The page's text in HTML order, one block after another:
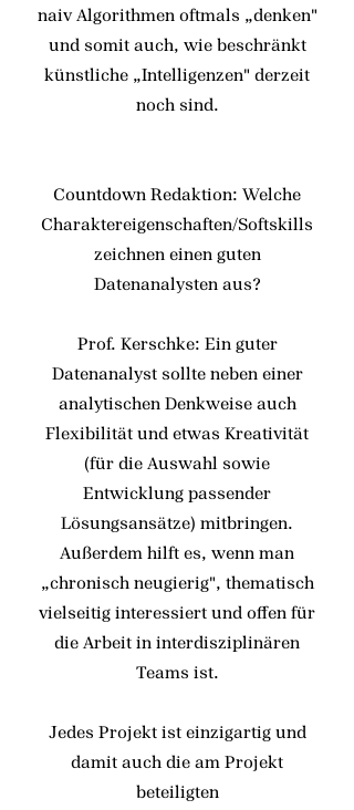
naiv Algorithmen oftmals „denken"
und somit auch, wie beschränkt
künstliche „Intelligenzen" derzeit
noch sind.
Countdown Redaktion: Welche
Charaktereigenschaften/Softskills
zeichnen einen guten
Datenanalysten aus?
Prof. Kerschke: Ein guter
Datenanalyst sollte neben einer
analytischen Denkweise auch
Flexibilität und etwas Kreativität
(für die Auswahl sowie
Entwicklung passender
Lösungsansätze) mitbringen.
Außerdem hilft es, wenn man
„chronisch neugierig", thematisch
vielseitig interessiert und offen für
die Arbeit in interdisziplinären
Teams ist.
Jedes Projekt ist einzigartig und
damit auch die am Projekt
beteiligten